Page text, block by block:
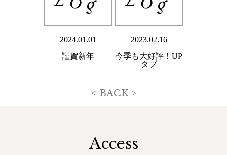
2024.01.01
謹賀新年
2023.02.16
今季も大好評！UP
タブ
< BACK >
Access